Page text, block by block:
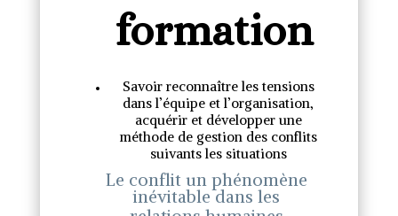
formation
Savoir reconnaître les tensions
dans l’équipe et l’organisation,
acquérir et développer une
méthode de gestion des conflits
suivants les situations
Le conflit un phénomène
inévitable dans les